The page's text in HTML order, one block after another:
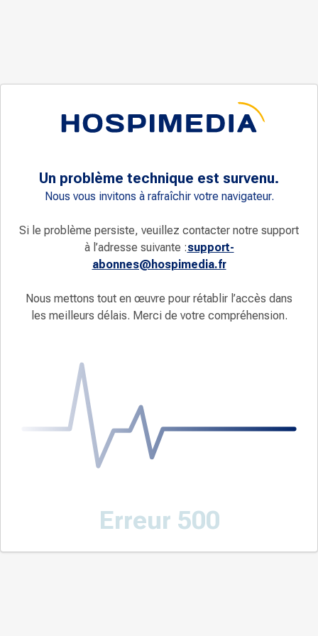
Un problème technique est survenu.
Nous vous invitons à rafraîchir votre navigateur.
Si le problème persiste, veuillez contacter notre support
à l’adresse suivante :support-
abonnes@hospimedia.fr
Nous mettons tout en œuvre pour rétablir l’accès dans
les meilleurs délais. Merci de votre compréhension.
Erreur 500